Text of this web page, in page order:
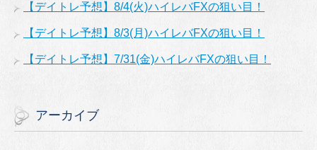
【デイトレ予想】8/4(火)ハイレバFXの狙い目！
【デイトレ予想】8/3(月)ハイレバFXの狙い目！
【デイトレ予想】7/31(金)ハイレバFXの狙い目！
アーカイブ